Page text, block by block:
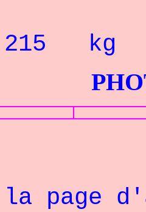
215 kg
la page